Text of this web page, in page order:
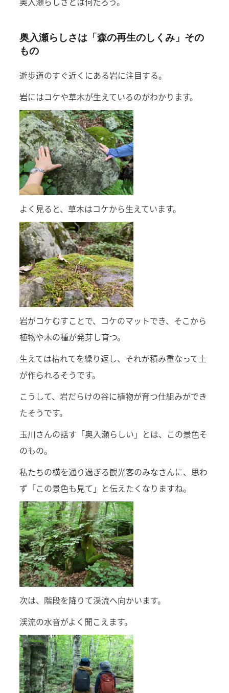
奥入瀬らしさは「森の再生のしくみ」その
もの
遊歩道のすぐ近くにある岩に注目する。
岩にはコケや草木が生えているのがわかります。
よく見ると、草木はコケから生えています。
岩がコケむすことで、コケのマットでき、そこから
植物や木の種が発芽し育つ。
生えては枯れてを繰り返し、それが積み重なって土
が作られるそうです。
こうして、岩だらけの谷に植物が育つ仕組みができ
たそうです。
玉川さんの話す「奥入瀬らしい」とは、この景色そ
のもの。
私たちの横を通り過ぎる観光客のみなさんに、思わ
ず「この景色も見て」と伝えたくなりますね。
次は、階段を降りて渓流へ向かいます。
渓流の水音がよく聞こえます。